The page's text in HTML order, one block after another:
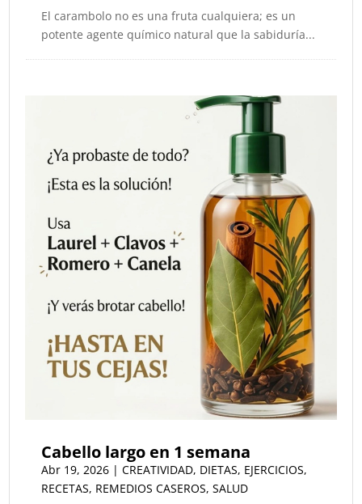
El carambolo no es una fruta cualquiera; es un
potente agente químico natural que la sabiduría...
Cabello largo en 1 semana
Abr 19, 2026 |CREATIVIDAD, DIETAS, EJERCICIOS,
RECETAS, REMEDIOS CASEROS,SALUD